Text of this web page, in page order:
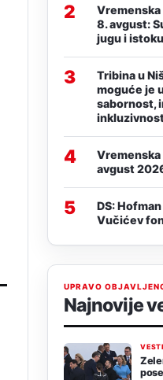
2
Vremenska
8. avgust:
jugu i
3
Tribina u
moguće je
sabornost,
4
Vremenska
avgust
5
DS:
Vučićev
UPRAVO
Najnovije
VESTI